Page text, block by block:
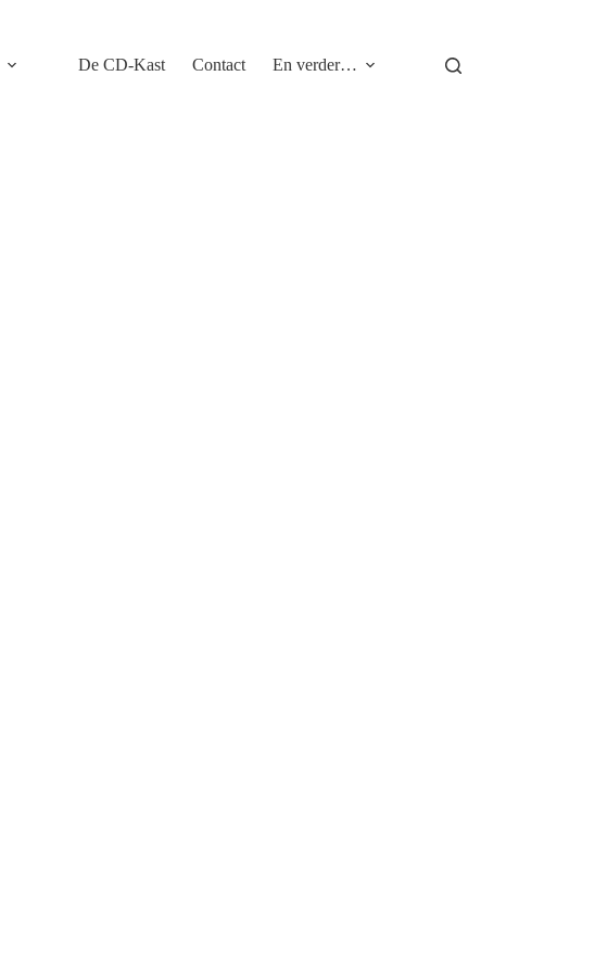
De CD-Kast Contact En verder…